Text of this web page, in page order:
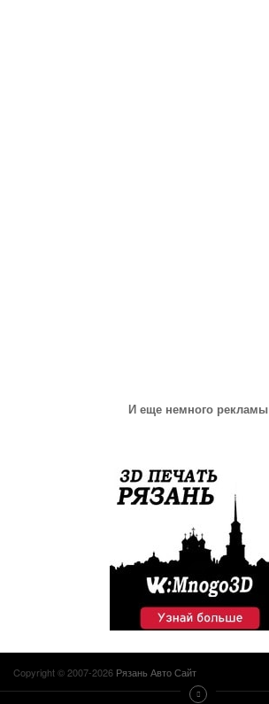
И еще немного рекламы
Copyright © 2007-2026 Рязань Авто Сайт